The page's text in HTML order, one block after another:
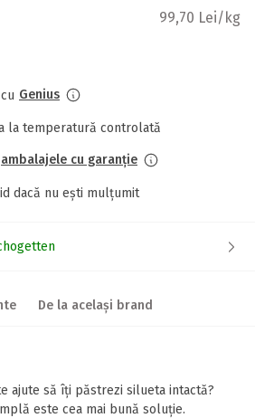
99,70 Lei/kg
Genius
la temperatură controlată
ambalajele cu garanție
dacă nu ești mulțumit
De la același brand
ajute să îți păstrezi silueta intactă?
este cea mai bună soluție.